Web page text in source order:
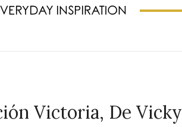
Victoria, De Vicky